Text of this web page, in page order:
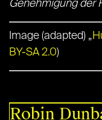
Genehmigung der
Image (adapted) „
BY-SA 2.0)
Robin